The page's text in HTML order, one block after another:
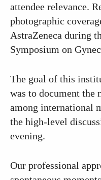
attendee relevance.
photographic
AstraZeneca during
Symposium on
The goal of this
was to document the
among international
the high-level
evening.
Our professional